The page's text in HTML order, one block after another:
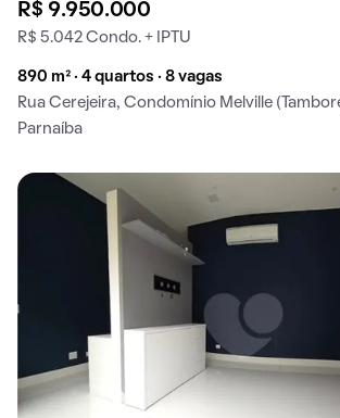
R$ 9.950.000
R$ 5.042 Condo. + IPTU
890 m² · 4 quartos · 8 vagas
Rua Cerejeira, Condomínio Melville
Parnaíba